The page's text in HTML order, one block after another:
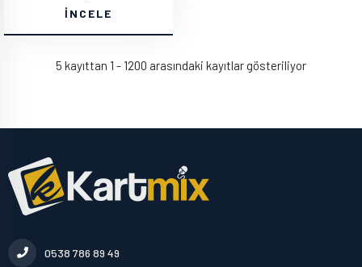
İNCELE
5 kayıttan 1 - 1200 arasındaki kayıtlar gösteriliyor
0538 786 89 49